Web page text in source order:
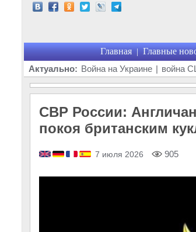
Главная | Главные
Актуально: Война на Украине | война
СВР России:
покоя британским
7 июля 2026 905